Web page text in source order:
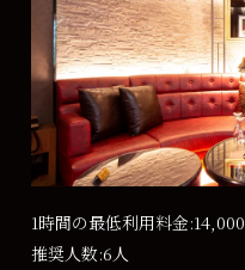
1時間の最低利用料金:14,000
推奨人数:6人